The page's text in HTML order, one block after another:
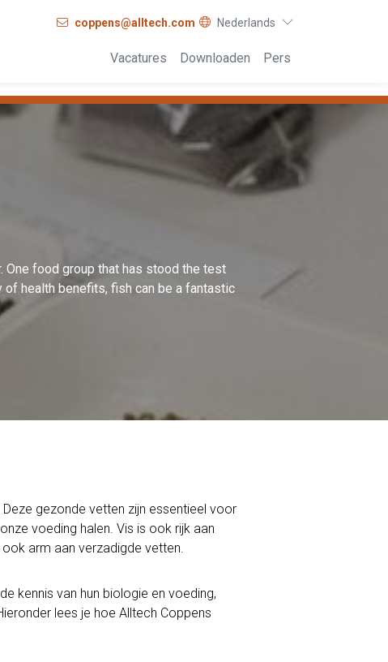
coppens@alltech.com Nederlands
Vacatures Downloaden Pers
One food group that has stood the test
health benefits, fish can be a fantastic
gezonde vetten zijn essentieel voor
voeding halen. Vis is ook rijk aan
arm aan verzadigde vetten.
kennis van hun biologie en voeding,
lees je hoe Alltech Coppens